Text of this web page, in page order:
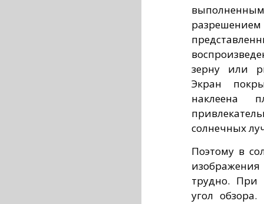
разрешением
зерну или
Экран
наклеена
солнечных
Поэтому в
трудно. При
угол